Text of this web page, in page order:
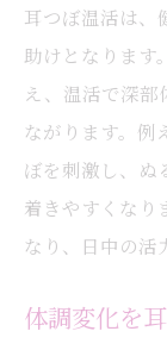
耳つぼ温活は、
助けとなります
え、温活で深
ながります。例
ぼを刺激し、ぬ
着きやすくなり
なり、日中の活
体調変化を